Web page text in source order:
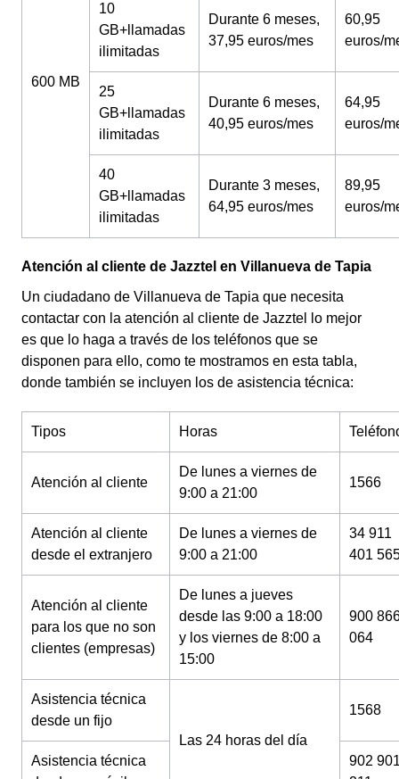
600 MB
10
GB+llamadas
ilimitadas
Durante 6 meses,
37,95 euros/mes
60,95
euros/
25
GB+llamadas
ilimitadas
Durante 6 meses,
40,95 euros/mes
64,95
euros/
40
GB+llamadas
ilimitadas
Durante 3 meses,
64,95 euros/mes
89,95
euros/
Atención al cliente de Jazztel en Villanueva de Tapia
Un ciudadano de Villanueva de Tapia que necesita
contactar con la atención al cliente de Jazztel lo mejor
es que lo haga a través de los teléfonos que se
disponen para ello, como te mostramos en esta tabla,
donde también se incluyen los de asistencia técnica:
Tipos Horas
Atención al cliente
De lunes a viernes de
9:00 a 21:00
1566
Atención al cliente
desde el extranjero
De lunes a viernes de
9:00 a 21:00
34 911
401
Atención al cliente
para los que no son
clientes (empresas)
De lunes a jueves
desde las 9:00 a 18:00
y los viernes de 8:00 a
15:00
900
064
Asistencia técnica
desde un fijo
Las 24 horas del día
1568
Asistencia técnica
902